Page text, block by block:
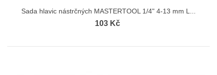
Sada hlavic nástrčných MASTERTOOL 1/4" 4-13 mm L...
103 Kč